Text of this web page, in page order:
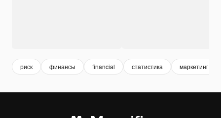
риск финансы financial статистика маркетинг